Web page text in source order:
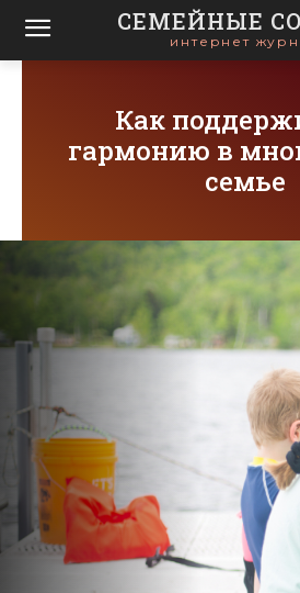
СЕМЕЙНЫЕ
интернет
Как
гармонию в
семье